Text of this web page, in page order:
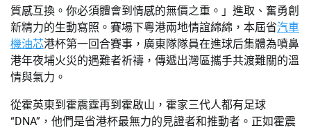
質感互換。你必須體會到情感的無價之重。」進取、奮勇創
新精力的生動寫照。賽場下粵港兩地情誼綿綿，本屆省汽車
機油芯港杯第一回合賽事，廣東隊隊員在進球后集體為噴鼻
港年夜埔火災的遇難者祈禱，傳遞出灣區攜手共渡難關的溫
情與氣力。
從霍英東到霍震霆再到霍啟山，霍家三代人都有足球
“DNA”，他們是省港杯最無力的見證者和推動者。正如霍震